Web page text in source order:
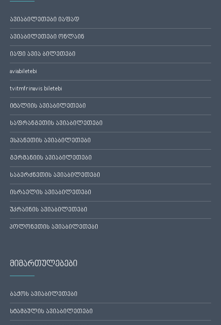
ავიაბილეთები იაფად
ავიაბილეთები ონლაინ
იაფი ავია ბილეთები
aviabiletebi
tvitmfrinavis biletebi
იტალიის ავიაბილეთები
საფრანგეთის ავიაბილეთები
ესპანეთის ავიაბილეთები
გერმანიის ავიაბილეთები
საბერძნეთის ავიაბილეთები
ისრაელის ავიაბილეთები
უკრაინის ავიაბილეთები
პოლონეთის ავიაბილეთები
მიმართულებები
ბაქოს ავიაბილეთები
სტამბულის ავიაბილეთები